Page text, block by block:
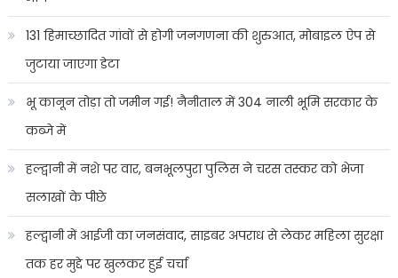
131 हिमाच्छादित गांवों से होगी जनगणना की शुरुआत, मोबाइल ऐप से
जुटाया जाएगा डेटा
भू कानून तोड़ा तो जमीन गई! नैनीताल में 304 नाली भूमि सरकार के
कब्जे में
हल्द्वानी में नशे पर वार, बनभूलपुरा पुलिस ने चरस तस्कर को भेजा
सलाखों के पीछे
हल्द्वानी में आईजी का जनसंवाद, साइबर अपराध से लेकर महिला सुरक्षा
तक हर मुद्दे पर खुलकर हुई चर्चा